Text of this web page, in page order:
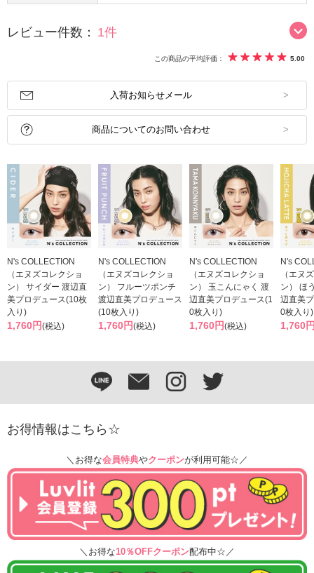
レビュー件数： 1件
この商品の平均評価： 5.00
入荷お知らせメール
商品についてのお問い合わせ
N's COLLECTION
（エヌズコレクショ
ン） サイダー 渡辺直
美プロデュース(10枚
入り)
1,760円(税込)
N's COLLECTION
（エヌズコレクショ
ン） フルーツポンチ
渡辺直美プロデュース
(10枚入り)
1,760円(税込)
N's COLLECTION
（エヌズコレクショ
ン） 玉こんにゃく 渡
辺直美プロデュース(1
0枚入り)
1,760円(税込)
N's
（エヌ
ン） ほ
辺直美
0枚入り)
1,760
お得情報はこちら☆
＼お得な会員特典やクーポンが利用可能☆／
＼お得な10％OFFクーポン配布中☆／